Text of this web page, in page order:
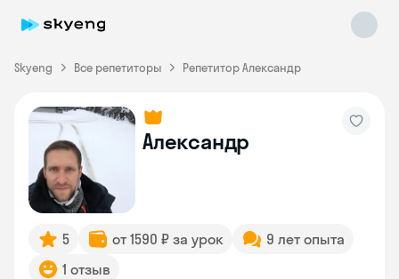
Skyeng Все репетиторы Репетитор Александр
Александр
5 от 1590 ₽ за урок
9 лет опыта
1 отзыв
Skyeng Chat
online